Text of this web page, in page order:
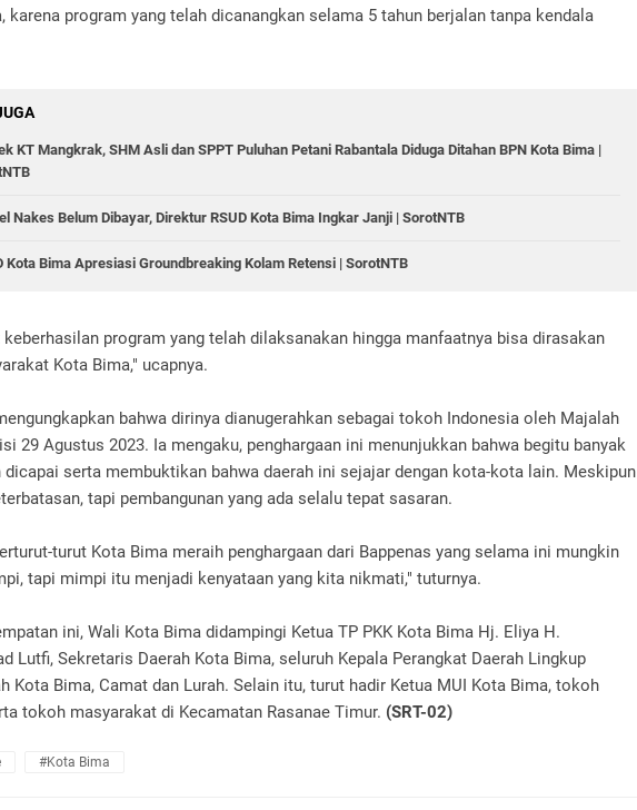
karena program yang telah dicanangkan selama 5 tahun berjalan tanpa kendala
KT Mangkrak, SHM Asli dan SPPT Puluhan Petani Rabantala Diduga Ditahan BPN Kota Bima |
Nakes Belum Dibayar, Direktur RSUD Kota Bima Ingkar Janji | SorotNTB
Kota Bima Apresiasi Groundbreaking Kolam Retensi | SorotNTB
keberhasilan program yang telah dilaksanakan hingga manfaatnya bisa dirasakan
Kota Bima," ucapnya.
bahwa dirinya dianugerahkan sebagai tokoh Indonesia oleh Majalah
29 Agustus 2023. Ia mengaku, penghargaan ini menunjukkan bahwa begitu banyak
dicapai serta membuktikan bahwa daerah ini sejajar dengan kota-kota lain. Meskipun
tapi pembangunan yang ada selalu tepat sasaran.
turut Kota Bima meraih penghargaan dari Bappenas yang selama ini mungkin
tapi mimpi itu menjadi kenyataan yang kita nikmati," tuturnya.
ini, Wali Kota Bima didampingi Ketua TP PKK Kota Bima Hj. Eliya H.
Lutfi, Sekretaris Daerah Kota Bima, seluruh Kepala Perangkat Daerah Lingkup
Kota Bima, Camat dan Lurah. Selain itu, turut hadir Ketua MUI Kota Bima, tokoh
tokoh masyarakat di Kecamatan Rasanae Timur. (SRT-02)
#Kota Bima